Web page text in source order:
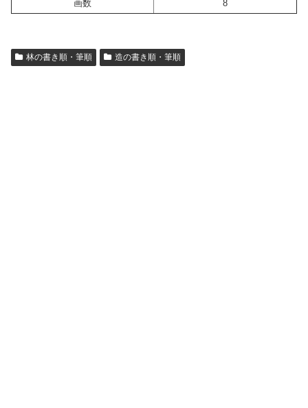
画数 8
林の書き順・筆順 造の書き順・筆順